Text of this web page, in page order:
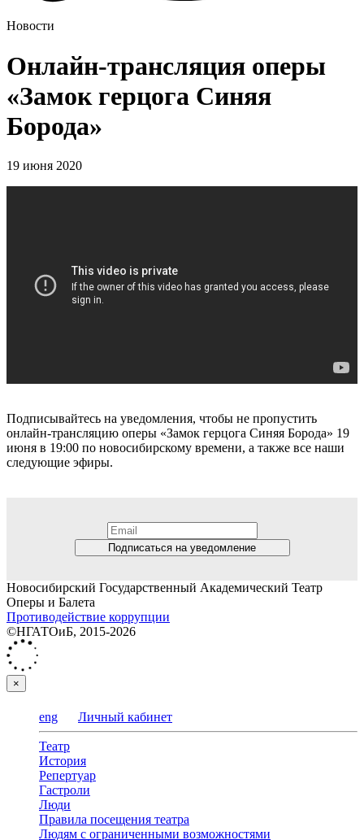
Новости
Онлайн-трансляция оперы
«Замок герцога Синяя
Борода»
19 июня 2020
Подписывайтесь на уведомления, чтобы не пропустить
онлайн-трансляцию оперы «Замок герцога Синяя Борода» 19
июня в 19:00 по новосибирскому времени, а также все наши
следующие эфиры.
Подписаться на уведомление
Новосибирский Государственный Академический Театр
Оперы и Балета
Противодействие коррупции
©НГАТОиБ, 2015-2026
×
eng Личный кабинет
Театр
История
Репертуар
Гастроли
Люди
Правила посещения театра
Людям с ограниченными возможностями